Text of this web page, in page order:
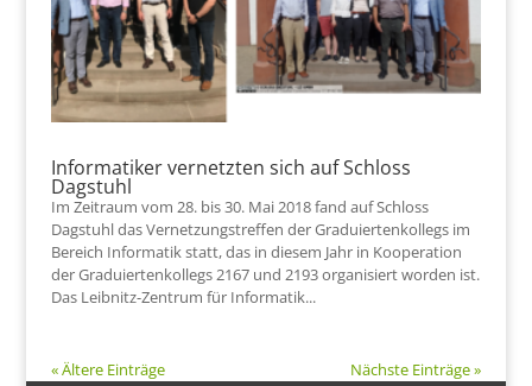
Informatiker vernetzten sich auf Schloss
Dagstuhl
Im Zeitraum vom 28. bis 30. Mai 2018 fand auf Schloss
Dagstuhl das Vernetzungstreffen der Graduiertenkollegs im
Bereich Informatik statt, das in diesem Jahr in Kooperation
der Graduiertenkollegs 2167 und 2193 organisiert worden ist.
Das Leibnitz-Zentrum für Informatik...
« Ältere Einträge Nächste Einträge »